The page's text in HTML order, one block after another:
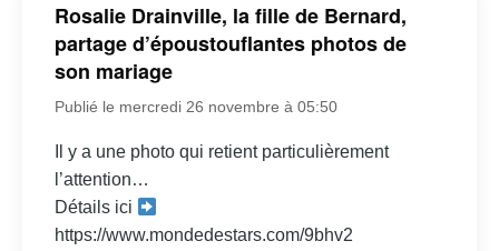
Rosalie Drainville, la fille de Bernard,
partage d’époustouflantes photos de
son mariage
Publié le mercredi 26 novembre à 05:50
Il y a une photo qui retient particulièrement
l’attention…
Détails ici
https://www.mondedestars.com/9bhv2